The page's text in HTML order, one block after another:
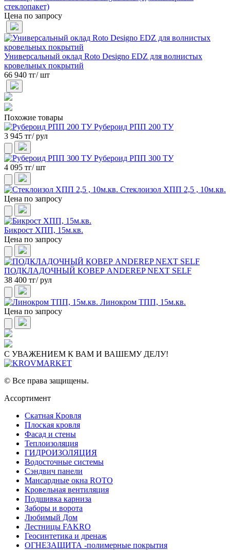
стеклопакет)
Цена по запросу
Универсальный оклад Roto Designo EDZ для волнистых
кровельных покрытий
66 940 тг/ шт
Похожие товары
Рубероид РПП 200 ТУ
3 945 тг/ рул
Рубероид РПП 300 ТУ
4 095 тг/ шт
Стеклоизол ХПП 2,5 , 10м.кв.
Цена по запросу
Бикрост ХПП, 15м.кв.
Цена по запросу
ПОДКЛАДОЧНЫЙ КОВЕР ANDEREP NEXT SELF
38 400 тг/ рул
Линокром ТПП, 15м.кв.
Цена по запросу
С УВАЖЕНИЕМ К ВАМ И ВАШЕМУ ДЕЛУ!
© Все права защищены.
Ассортимент
Скатная Кровля
Плоская кровля
Фасад и стены
Теплоизоляция
ГИДРОИЗОЛЯЦИЯ
Водосточные системы
Сэндвич панели
Мансардные окна ROTO
Кровельная вентиляция
Подшивка карниза
Заборы и ворота
Любимый Дом
Лестницы FAKRO
Геосинтетика и дренаж
ОГНЕЗАЩИТА -полимерные покрытия